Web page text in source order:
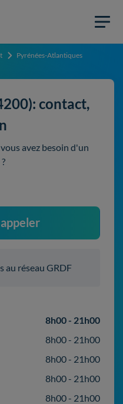
Pyrénées-Atlantiques
contact,
avez besoin d'un
au réseau GRDF
8h00 - 21h00
8h00 - 21h00
8h00 - 21h00
8h00 - 21h00
8h00 - 21h00